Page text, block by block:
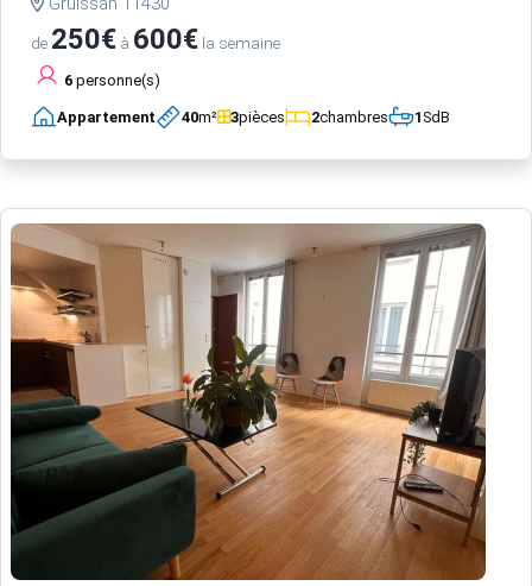
Gruissan 11430
de 250€ à 600€ la semaine
6 personne(s)
Appartement 40m² 3pièces 2chambres 1SdB